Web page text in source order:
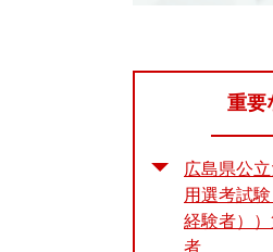
重要
広島県公
用選考試
経験者）
者